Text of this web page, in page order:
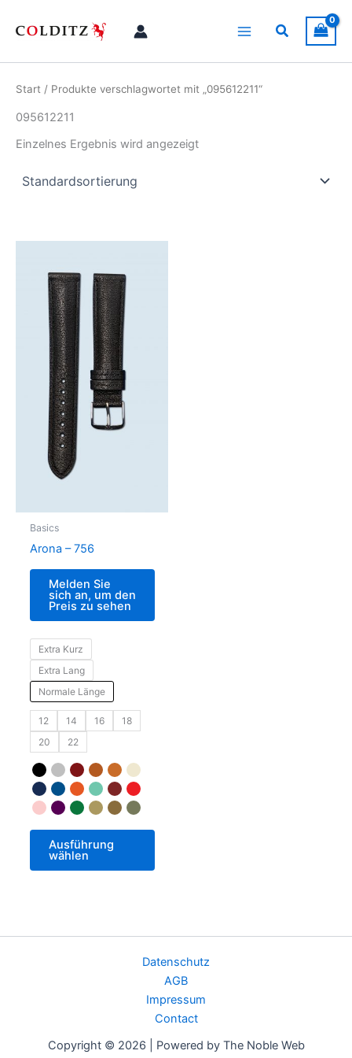
Inhalt
Suchen
Start / Produkte verschlagwortet mit „095612211“
095612211
Einzelnes Ergebnis wird angezeigt
Basics
Arona – 756
Melden Sie
sich an, um den
Preis zu sehen
Extra Kurz
Extra Lang
Normale Länge
12 14 16
18
20
22
Ausführung
wählen
Datenschutz
AGB
Impressum
Contact
Copyright © 2026 | Powered by The Noble Web